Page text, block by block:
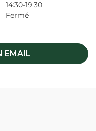
14:30-19:30
Fermé
EMAIL